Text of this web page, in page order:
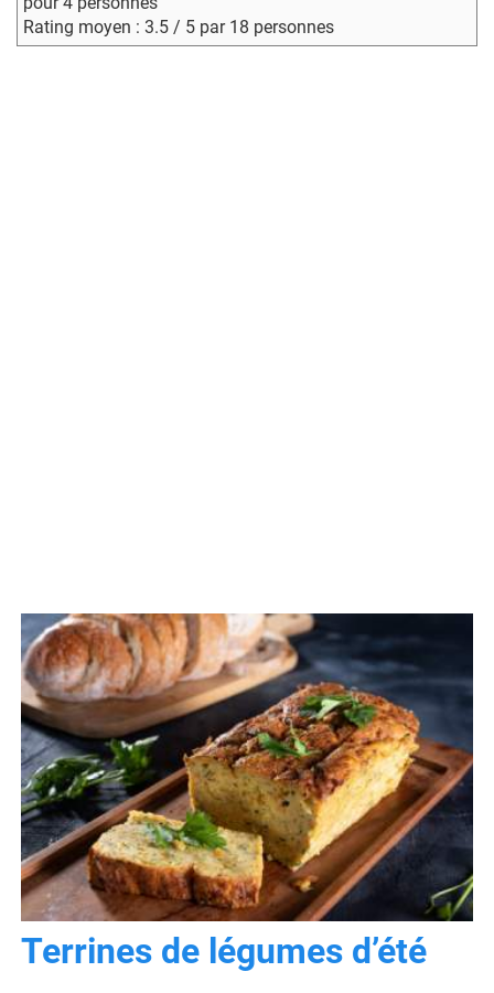
Rating moyen : 3.5 / 5 par 18 personnes
Terrines de légumes d’été